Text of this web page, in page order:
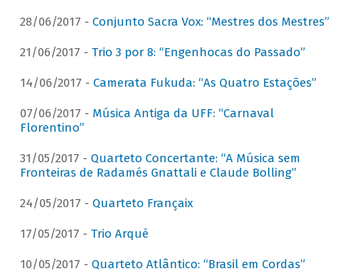
28/06/2017 - Conjunto Sacra Vox: “Mestres dos Mestres”
21/06/2017 - Trio 3 por 8: “Engenhocas do Passado”
14/06/2017 - Camerata Fukuda: “As Quatro Estações”
07/06/2017 - Música Antiga da UFF: “Carnaval
Florentino”
31/05/2017 - Quarteto Concertante: “A Música sem
Fronteiras de Radamés Gnattali e Claude Bolling”
24/05/2017 - Quarteto Françaix
17/05/2017 - Trio Arqué
10/05/2017 - Quarteto Atlântico: “Brasil em Cordas”